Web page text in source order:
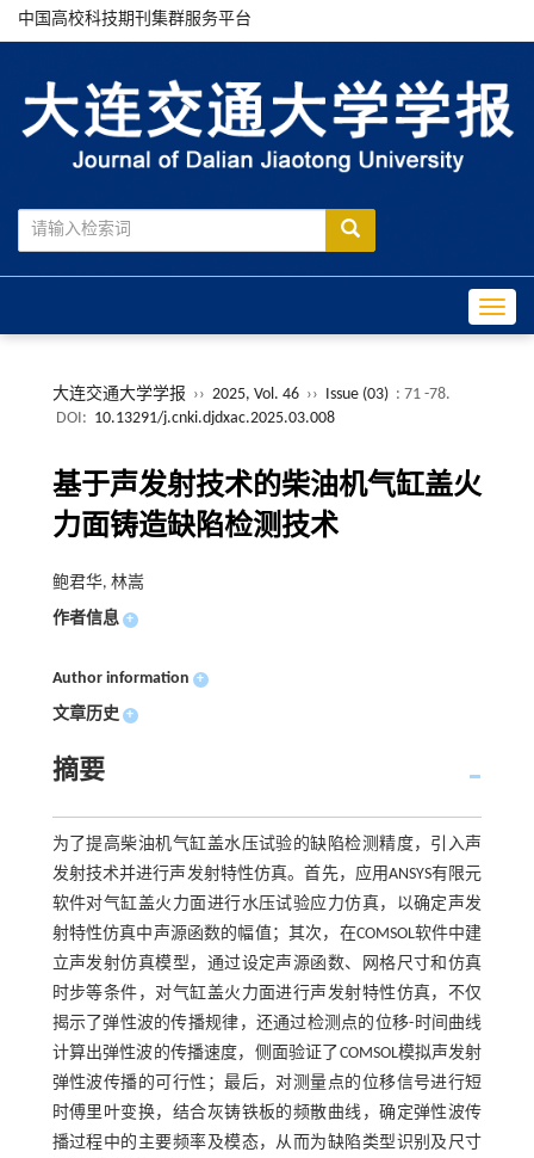
中国高校科技期刊集群服务平台
大连交通大学学报 ›› 2025, Vol. 46 ›› Issue (03) : 71 -78.
DOI: 10.13291/j.cnki.djdxac.2025.03.008
基于声发射技术的柴油机气缸盖火
力面铸造缺陷检测技术
鲍君华, 林嵩
作者信息 +
Author information +
文章历史 +
摘要
为了提高柴油机气缸盖水压试验的缺陷检测精度，引入声
发射技术并进行声发射特性仿真。首先，应用ANSYS有限元
软件对气缸盖火力面进行水压试验应力仿真，以确定声发
射特性仿真中声源函数的幅值；其次，在COMSOL软件中建
立声发射仿真模型，通过设定声源函数、网格尺寸和仿真
时步等条件，对气缸盖火力面进行声发射特性仿真，不仅
揭示了弹性波的传播规律，还通过检测点的位移-时间曲线
计算出弹性波的传播速度，侧面验证了COMSOL模拟声发射
弹性波传播的可行性；最后，对测量点的位移信号进行短
时傅里叶变换，结合灰铸铁板的频散曲线，确定弹性波传
播过程中的主要频率及模态，从而为缺陷类型识别及尺寸